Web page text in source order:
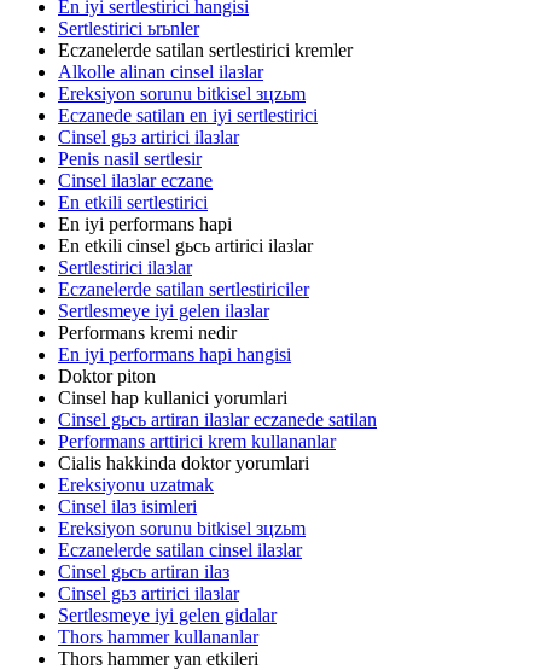
En iyi sertlestirici hangisi
Sertlestirici ьrьnler
Eczanelerde satilan sertlestirici kremler
Alkolle alinan cinsel ilaзlar
Ereksiyon sorunu bitkisel зцzьm
Eczanede satilan en iyi sertlestirici
Cinsel gьз artirici ilaзlar
Penis nasil sertlesir
Cinsel ilaзlar eczane
En etkili sertlestirici
En iyi performans hapi
En etkili cinsel gьcь artirici ilaзlar
Sertlestirici ilaзlar
Eczanelerde satilan sertlestiriciler
Sertlesmeye iyi gelen ilaзlar
Performans kremi nedir
En iyi performans hapi hangisi
Doktor piton
Cinsel hap kullanici yorumlari
Cinsel gьcь artiran ilaзlar eczanede satilan
Performans arttirici krem kullananlar
Cialis hakkinda doktor yorumlari
Ereksiyonu uzatmak
Cinsel ilaз isimleri
Ereksiyon sorunu bitkisel зцzьm
Eczanelerde satilan cinsel ilaзlar
Cinsel gьcь artiran ilaз
Cinsel gьз artirici ilaзlar
Sertlesmeye iyi gelen gidalar
Thors hammer kullananlar
Thors hammer yan etkileri